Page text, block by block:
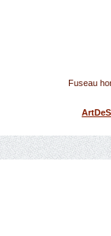
Fuseau